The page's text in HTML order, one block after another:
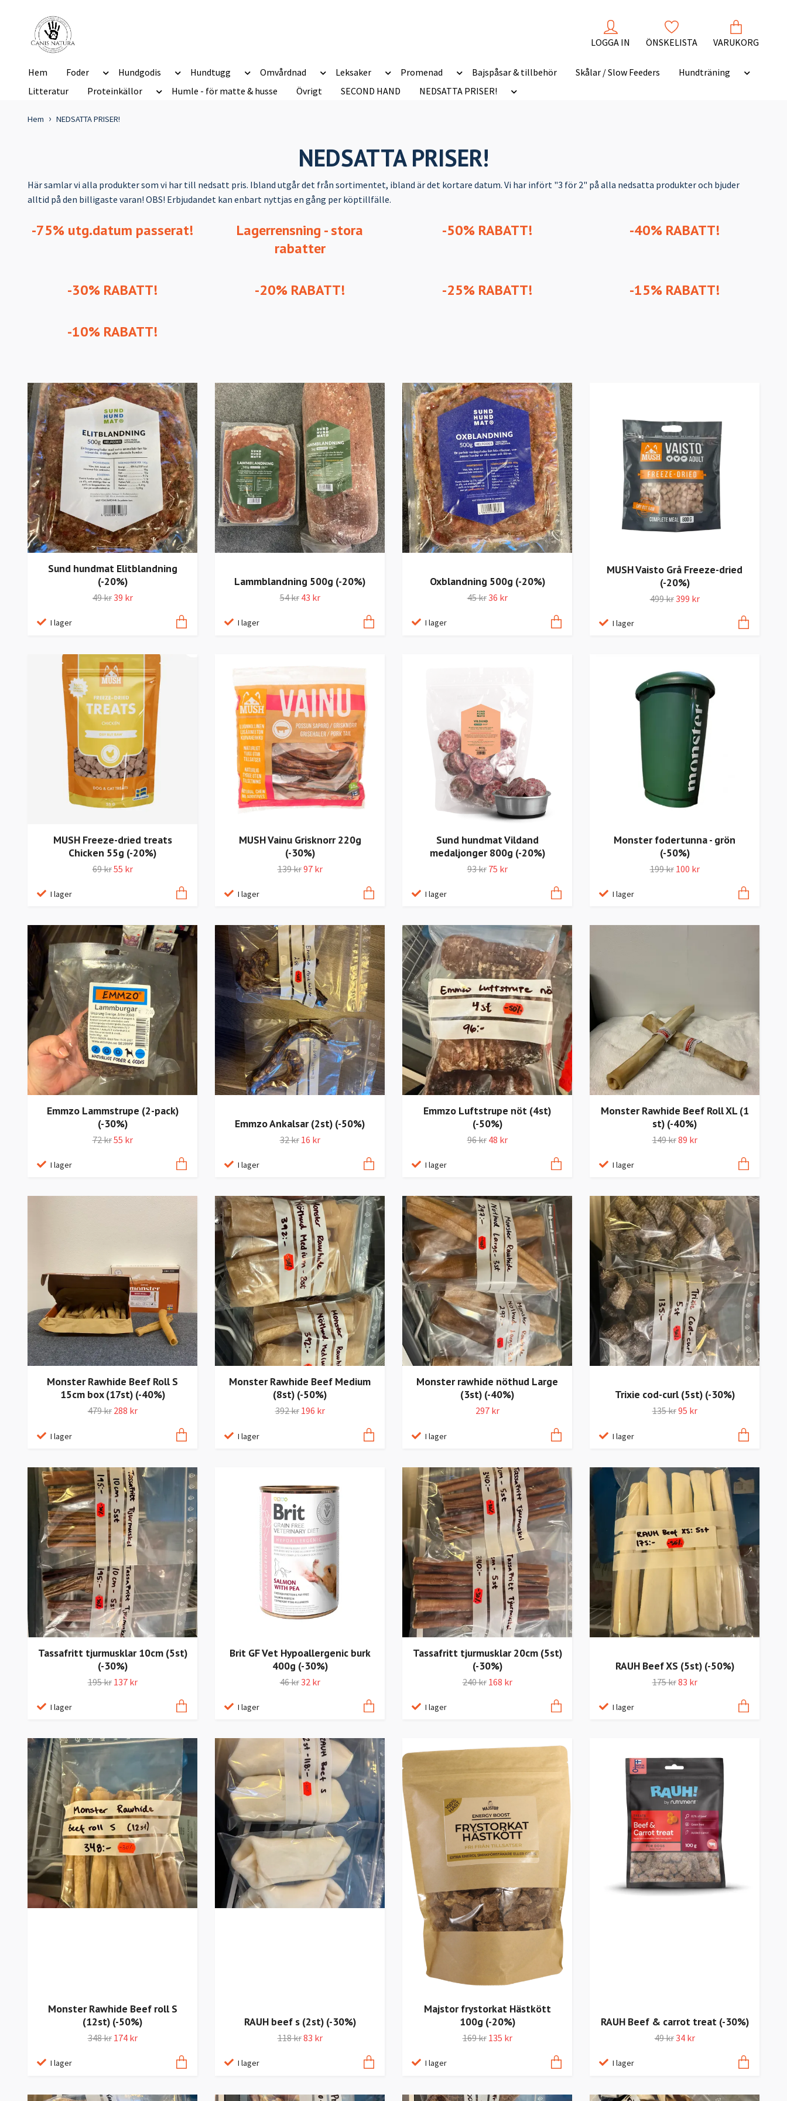
LOGGA IN ÖNSKELISTA VARUKORG
Hem Foder Hundgodis Hundtugg Omvårdnad Leksaker Promenad Bajspåsar & tillbehör Skålar / Slow Feeders
Hundträning
Litteratur
Proteinkällor Humle - för matte & husse Övrigt SECOND HAND NEDSATTA PRISER!
Hem NEDSATTA PRISER!
NEDSATTA PRISER!
Här samlar vi alla produkter som vi har till nedsatt pris. Ibland utgår det från sortimentet, ibland är det kortare datum. Vi har infört "3 för 2" på alla nedsatta produkter och bjuder
alltid på den billigaste varan! OBS! Erbjudandet kan enbart nyttjas en gång per köptillfälle.
-75% utg.datum passerat!
Lagerrensning - stora
rabatter
-50% RABATT! -40% RABATT!
-30% RABATT! -20% RABATT! -25% RABATT! -15% RABATT!
-10% RABATT!
Sund hundmat Elitblandning
(-20%)
49 kr39 kr
I lager
Lammblandning 500g (-20%)
54 kr 43 kr
I lager
Oxblandning 500g (-20%)
45 kr36 kr
I lager
MUSH Vaisto Grå Freeze-dried
(-20%)
499 kr399 kr
I lager
MUSH Freeze-dried treats
Chicken 55g (-20%)
69 kr55 kr
I lager
MUSH Vainu Grisknorr 220g
(-30%)
139 kr97 kr
I lager
Sund hundmat Vildand
medaljonger 800g (-20%)
93 kr 75 kr
I lager
Monster fodertunna - grön
(-50%)
199 kr 100 kr
I lager
Emmzo Lammstrupe (2-pack)
(-30%)
72 kr55 kr
I lager
Emmzo Ankalsar (2st) (-50%)
32 kr 16 kr
I lager
Emmzo Luftstrupe nöt (4st)
(-50%)
96 kr 48 kr
I lager
Monster Rawhide Beef Roll XL (1
st) (-40%)
149 kr89 kr
I lager
Monster Rawhide Beef Roll S
15cm box (17st) (-40%)
479 kr 288 kr
I lager
Monster Rawhide Beef Medium
(8st) (-50%)
392 kr 196 kr
I lager
Monster rawhide nöthud Large
(3st) (-40%)
297 kr
I lager
Trixie cod-curl (5st) (-30%)
135 kr95 kr
I lager
Tassafritt tjurmusklar 10cm (5st)
(-30%)
195 kr 137 kr
I lager
Brit GF Vet Hypoallergenic burk
400g (-30%)
46 kr32 kr
I lager
Tassafritt tjurmusklar 20cm (5st)
(-30%)
240 kr 168 kr
I lager
RAUH Beef XS (5st) (-50%)
175 kr83 kr
I lager
Monster Rawhide Beef roll S
(12st) (-50%)
348 kr 174 kr
I lager
RAUH beef s (2st) (-30%)
118 kr83 kr
I lager
Majstor frystorkat Hästkött
100g (-20%)
169 kr 135 kr
I lager
RAUH Beef & carrot treat (-30%)
49 kr34 kr
I lager